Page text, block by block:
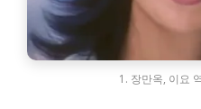
1. 장만옥, 이요